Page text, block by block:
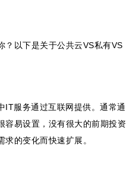
？以下是关于公共云VS私有VS
IT服务通过互联网提供。通常通
容易设置，没有很大的前期投资
的变化而快速扩展。